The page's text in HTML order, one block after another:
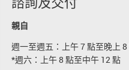
親自
週一至週五：上午 7 點至晚上 8
*週六：上午 8 點至中午 12 點